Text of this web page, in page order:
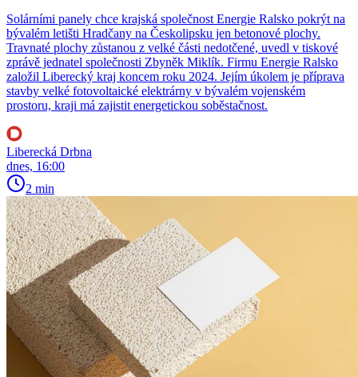
Solárními panely chce krajská společnost Energie Ralsko pokrýt na
bývalém letišti Hradčany na Českolipsku jen betonové plochy.
Travnaté plochy zůstanou z velké části nedotčené, uvedl v tiskové
zprávě jednatel společnosti Zbyněk Miklík. Firmu Energie Ralsko
založil Liberecký kraj koncem roku 2024. Jejím úkolem je příprava
stavby velké fotovoltaické elektrárny v bývalém vojenském
prostoru, kraji má zajistit energetickou soběstačnost.
Liberecká Drbna
dnes, 16:00
2 min